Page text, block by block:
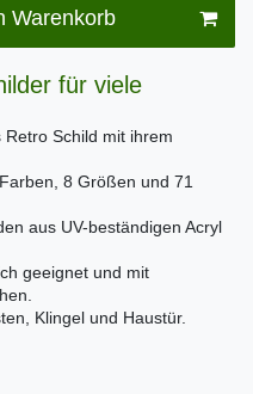
Warenkorb
für viele
Schild mit ihrem
8 Größen und 71
aus UV-beständigen Acryl
geeignet und mit
Klingel und Haustür.